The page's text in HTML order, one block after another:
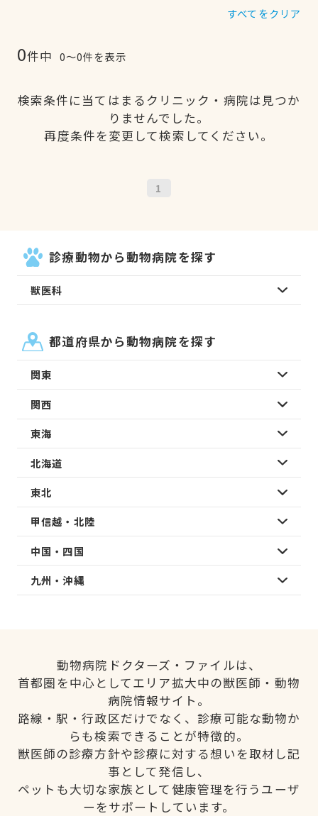
すべてをクリア
0件中 0〜0件を表示
検索条件に当てはまるクリニック・病院は見つか
りませんでした。
再度条件を変更して検索してください。
1
診療動物から動物病院を探す
獣医科
都道府県から動物病院を探す
関東
関西
東海
北海道
東北
甲信越・北陸
中国・四国
九州・沖縄
動物病院ドクターズ・ファイルは、
首都圏を中心としてエリア拡大中の獣医師・動物
病院情報サイト。
路線・駅・行政区だけでなく、診療可能な動物か
らも検索できることが特徴的。
獣医師の診療方針や診療に対する想いを取材し記
事として発信し、
ペットも大切な家族として健康管理を行うユーザ
ーをサポートしています。